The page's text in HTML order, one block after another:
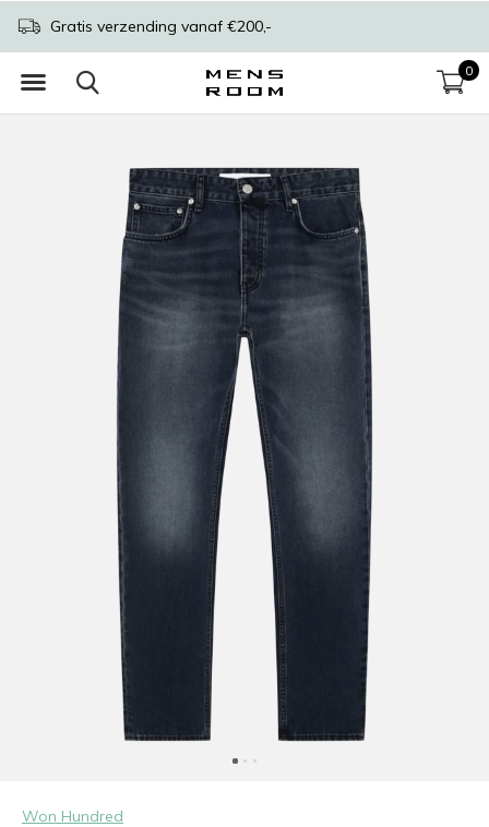
0
Gratis verzending vanaf €200,-
Won Hundred